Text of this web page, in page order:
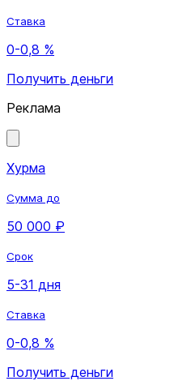
Ставка
0-0,8 %
Получить деньги
Реклама
Хурма
Сумма до
50 000 ₽
Срок
5-31 дня
Ставка
0-0,8 %
Получить деньги